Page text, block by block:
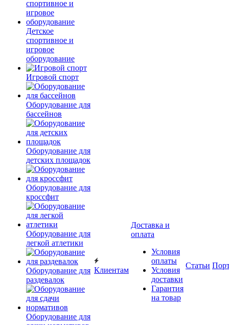
Детское
спортивное и
игровое
оборудование
Игровой спорт
Оборудование для
бассейнов
Оборудование для
детских площадок
Оборудование для
кроссфит
Оборудование для
легкой атлетики
Оборудование для
раздевалок
Оборудование для
Клиентам
Доставка и
оплата
Условия
оплаты
Условия
доставки
Гарантия
на товар
Статьи